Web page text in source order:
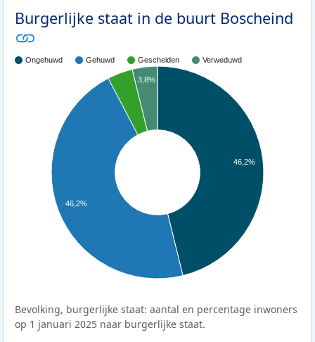
Burgerlijke staat in de buurt Boscheind
Ongehuwd Gehuwd Gescheiden Verweduwd
46,2%
3,8%
46,2%
Bevolking, burgerlijke staat: aantal en percentage inwoners
op 1 januari 2025 naar burgerlijke staat.